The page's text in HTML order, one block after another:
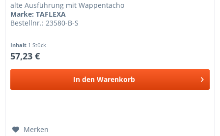
alte Ausführung mit Wappentacho
Marke: TAFLEXA
Bestellnr.: 23580-B-S
Inhalt 1 Stück
57,23 €
In den Warenkorb
Merken